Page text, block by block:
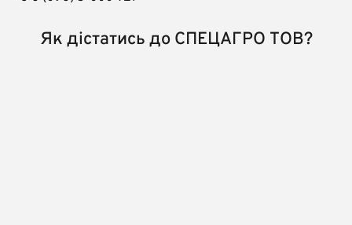
Як дістатись до СПЕЦАГРО ТОВ?